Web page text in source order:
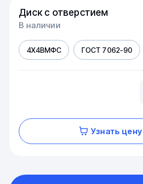
Диск с отверстием
В наличии
4Х4ВМФС ГОСТ 7062-90
Узнать цену